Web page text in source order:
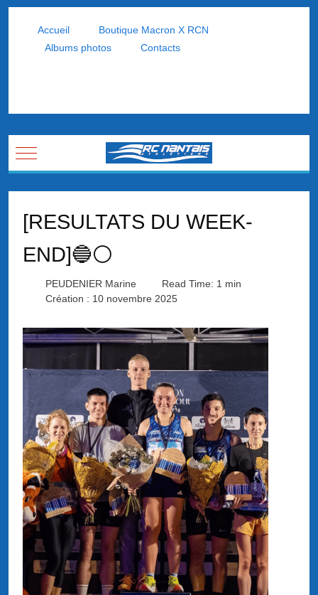
Accueil
Boutique Macron X RCN
Albums photos
Contacts
Mobile Menu Toggle
[RESULTATS DU WEEK-
END]🔵⚪
PEUDENIER Marine
Read Time: 1 min
Création : 10 novembre 2025